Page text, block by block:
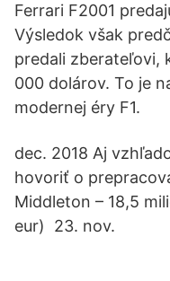
Ferrari F2001
Výsledok však
predali zberateľovi,
000 dolárov. To je
modernej éry F1.
dec. 2018 Aj
hovoriť o
Middleton – 18,5
eur) 23. nov.